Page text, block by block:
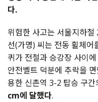
다.
위험한 사고는 서울지하철
선(가명) 씨는 전동 휠체어
퀴가 전철과 승강장 사이
안전벨트 덕분에 추락을
용한 신촌역 3-2 탑승 구간
cm에 달했다.